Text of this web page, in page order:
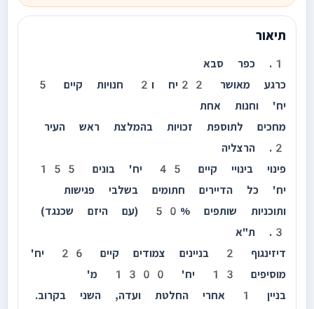
תיאור
1. כפר סבא
כרגע מאושר 22יח ו2 חנויות קיים 5
יח' וחנות אחת
מחכים לתוספת זכויות בהמלצת ראש העיר
2. הרצליה
פינוי בינויי קיים 45 יח' בונים 155
יח' כל הדיירים חתומים בשלבי פגישות
ותוכניות שותפים 50% (עם היזם שכנגד)
3. ת"א
דיזינגוף 2 בניינים צמודים קיים 26 יח'
מוסיפים 13 יח' 1300 מ'
בניין 1 אחרי החלטת ועדה, השני בקרוב.